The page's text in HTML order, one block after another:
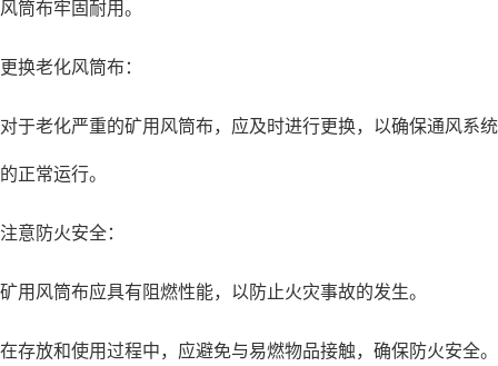
风筒布牢固耐用。
更换老化风筒布：
对于老化严重的矿用风筒布，应及时进行更换，以确保通风系统
的正常运行。
注意防火安全：
矿用风筒布应具有阻燃性能，以防止火灾事故的发生。
在存放和使用过程中，应避免与易燃物品接触，确保防火安全。